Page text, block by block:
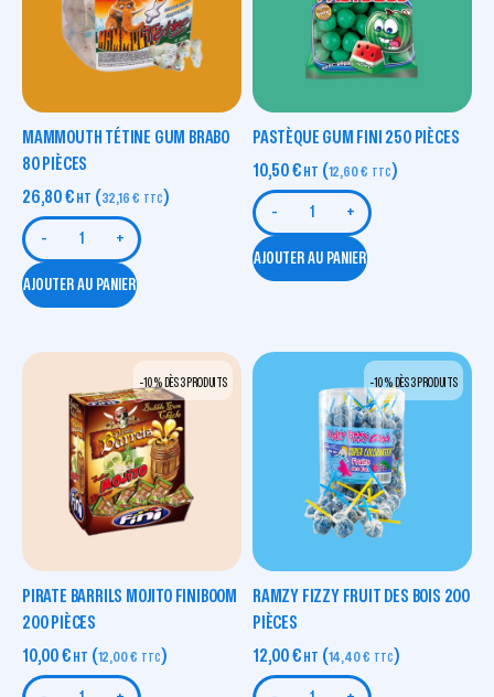
MAMMOUTH TÉTINE GUM BRABO
80 PIÈCES
26,80€ HT (32,16€ TTC)
- +
AJOUTER AU PANIER
PASTÈQUE GUM FINI 250 PIÈCES
10,50€ HT (12,60€ TTC)
- +
AJOUTER AU PANIER
-10 % DÈS 3 PRODUITS
PIRATE BARRILS MOJITO FINIBOOM
200 PIÈCES
10,00€ HT (12,00€ TTC)
-10 % DÈS 3 PRODUITS
RAMZY FIZZY FRUIT DES BOIS 200
PIÈCES
12,00€ HT (14,40€ TTC)